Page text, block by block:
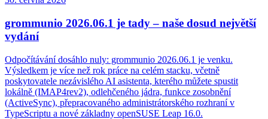
grommunio 2026.06.1 je tady – naše dosud největší
vydání
Odpočítávání dosáhlo nuly: grommunio 2026.06.1 je venku.
Výsledkem je více než rok práce na celém stacku, včetně
poskytovatele nezávislého AI asistenta, kterého můžete spustit
lokálně (IMAP4rev2), odlehčeného jádra, funkce zosobnění
(ActiveSync), přepracovaného administrátorského rozhraní v
TypeScriptu a nové základny openSUSE Leap 16.0.